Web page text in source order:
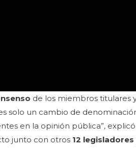
de los miembros titulares
solo un cambio de
en la opinión pública”,
junto con otros 12 legisladores